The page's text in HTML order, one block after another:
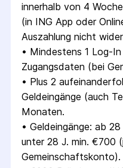
innerhalb von 4
(in ING App oder
Auszahlung nicht
• Mindestens 1 Log-
Zugangsdaten (bei
• Plus 2
Geldeingänge (auch
Monaten.
• Geldeingänge: ab
unter 28 J. min. €700
Gemeinschaftskonto).